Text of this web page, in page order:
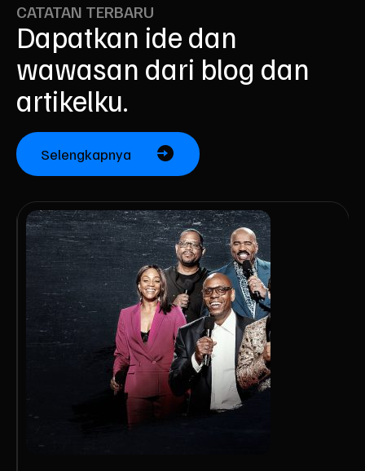
CATATAN TERBARU
Dapatkan ide dan
wawasan dari blog dan
artikelku.
Selengkapnya